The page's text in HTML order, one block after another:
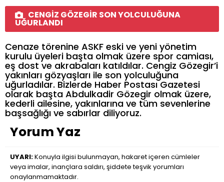
CENGİZ GÖZEGİR SON YOLCULUĞUNA
UĞURLANDI
Cenaze törenine ASKF eski ve yeni yönetim
kurulu üyeleri başta olmak üzere spor camiası,
eş dost ve akrabaları katıldılar. Cengiz Gözegir’i
yakınları gözyaşları ile son yolculuğuna
uğurladılar. Bizlerde Haber Postası Gazetesi
olarak başta Abdulkadir Gözegir olmak üzere,
kederli ailesine, yakınlarına ve tüm sevenlerine
başsağlığı ve sabırlar diliyoruz.
Yorum Yaz
UYARI:Konuyla ilgisi bulunmayan, hakaret içeren cümleler
veya imalar, inançlara saldırı, şiddete teşvik yorumları
onaylanmamaktadır.